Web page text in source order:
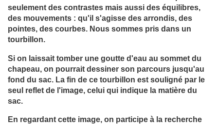
seulement des contrastes mais aussi des équilibres,
des mouvements : qu'il s'agisse des arrondis, des
pointes, des courbes. Nous sommes pris dans un
tourbillon.
Si on laissait tomber une goutte d'eau au sommet du
chapeau, on pourrait dessiner son parcours jusqu'au
fond du sac. La fin de ce tourbillon est souligné par le
seul reflet de l'image, celui qui indique la matière du
sac.
En regardant cette image, on participe à la recherche